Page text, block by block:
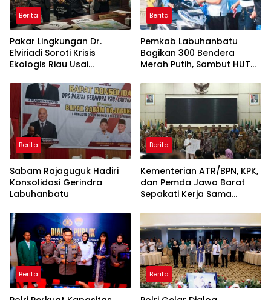
Berita
Pakar Lingkungan Dr.
Elviriadi Soroti Krisis
Ekologis Riau Usai
Monyet, Harimau, dan
Beruang Terhadap Warga
Berita
Pemkab Labuhanbatu
Bagikan 300 Bendera
Merah Putih, Sambut HUT
Berita
Sabam Rajaguguk Hadiri
Konsolidasi Gerindra
Labuhanbatu
Berita
Kementerian ATR/BPN, KPK,
dan Pemda Jawa Barat
Sepakati Kerja Sama
Korupsi serta Penguatan
Ekonomi Daerah
Berita Berita